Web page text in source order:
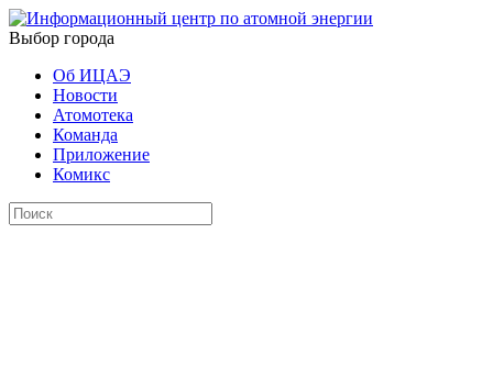
Выбор города
Об ИЦАЭ
Новости
Атомотека
Команда
Приложение
Комикс